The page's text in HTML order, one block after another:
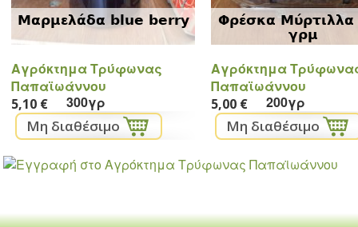
Μαρμελάδα blue berry
Αγρόκτημα Τρύφωνας
Παπαϊωάννου
5,10 € 300γρ
Φρέσκα
γρμ
Αγρόκτημα
Παπαϊωάννου
5,00 € 200γρ